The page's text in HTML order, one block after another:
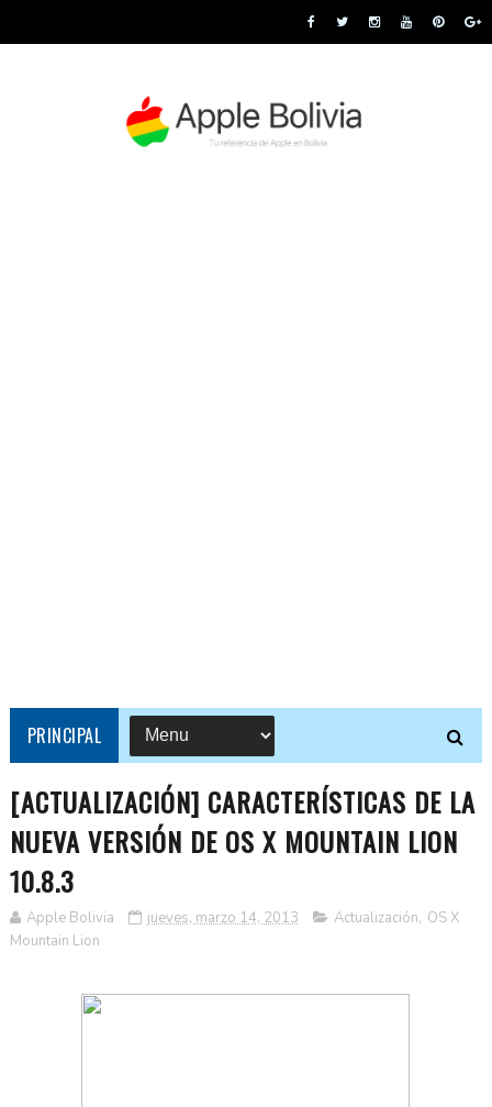
PRINCIPAL
[ACTUALIZACIÓN] CARACTERÍSTICAS DE LA
NUEVA VERSIÓN DE OS X MOUNTAIN LION
10.8.3
Apple Bolivia jueves, marzo 14, 2013 Actualización, OS X
Mountain Lion